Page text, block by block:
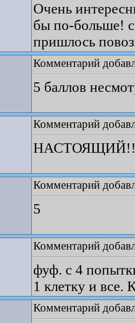
Очень
бы по-больше!
пришлось
Комментарий
5 баллов
Комментарий
Комментарий
5
Комментарий
фуф. с 4
1 клетку и все.
Комментарий